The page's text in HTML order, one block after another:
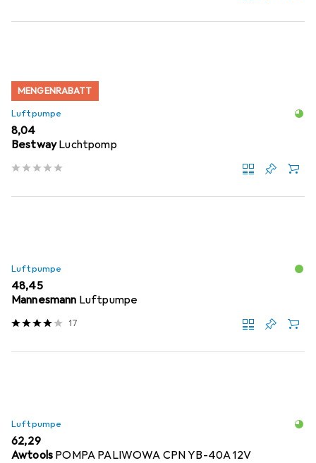
MENGENRABATT
Luftpumpe
EUR
8,04
BestwayLuchtpomp
Luftpumpe
EUR
48,45
Mannesmann Luftpumpe
17
Luftpumpe
EUR
62,29
Awtools POMPA PALIWOWA CPN YB-40A 12V